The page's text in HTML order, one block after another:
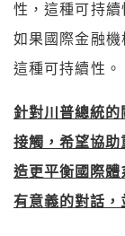
性，這種可持續
如果國際金融
這種可持續性。
針對川普總統
接觸，希望協助
造更平衡國際
有意義的對話，